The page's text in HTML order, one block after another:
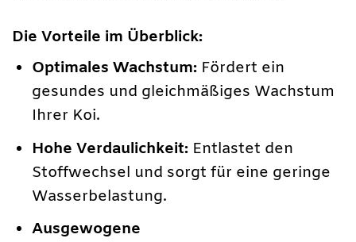
Die Vorteile im Überblick:
Optimales Wachstum: Fördert ein
gesundes und gleichmäßiges Wachstum
Ihrer Koi.
Hohe Verdaulichkeit: Entlastet den
Stoffwechsel und sorgt für eine geringe
Wasserbelastung.
Ausgewogene